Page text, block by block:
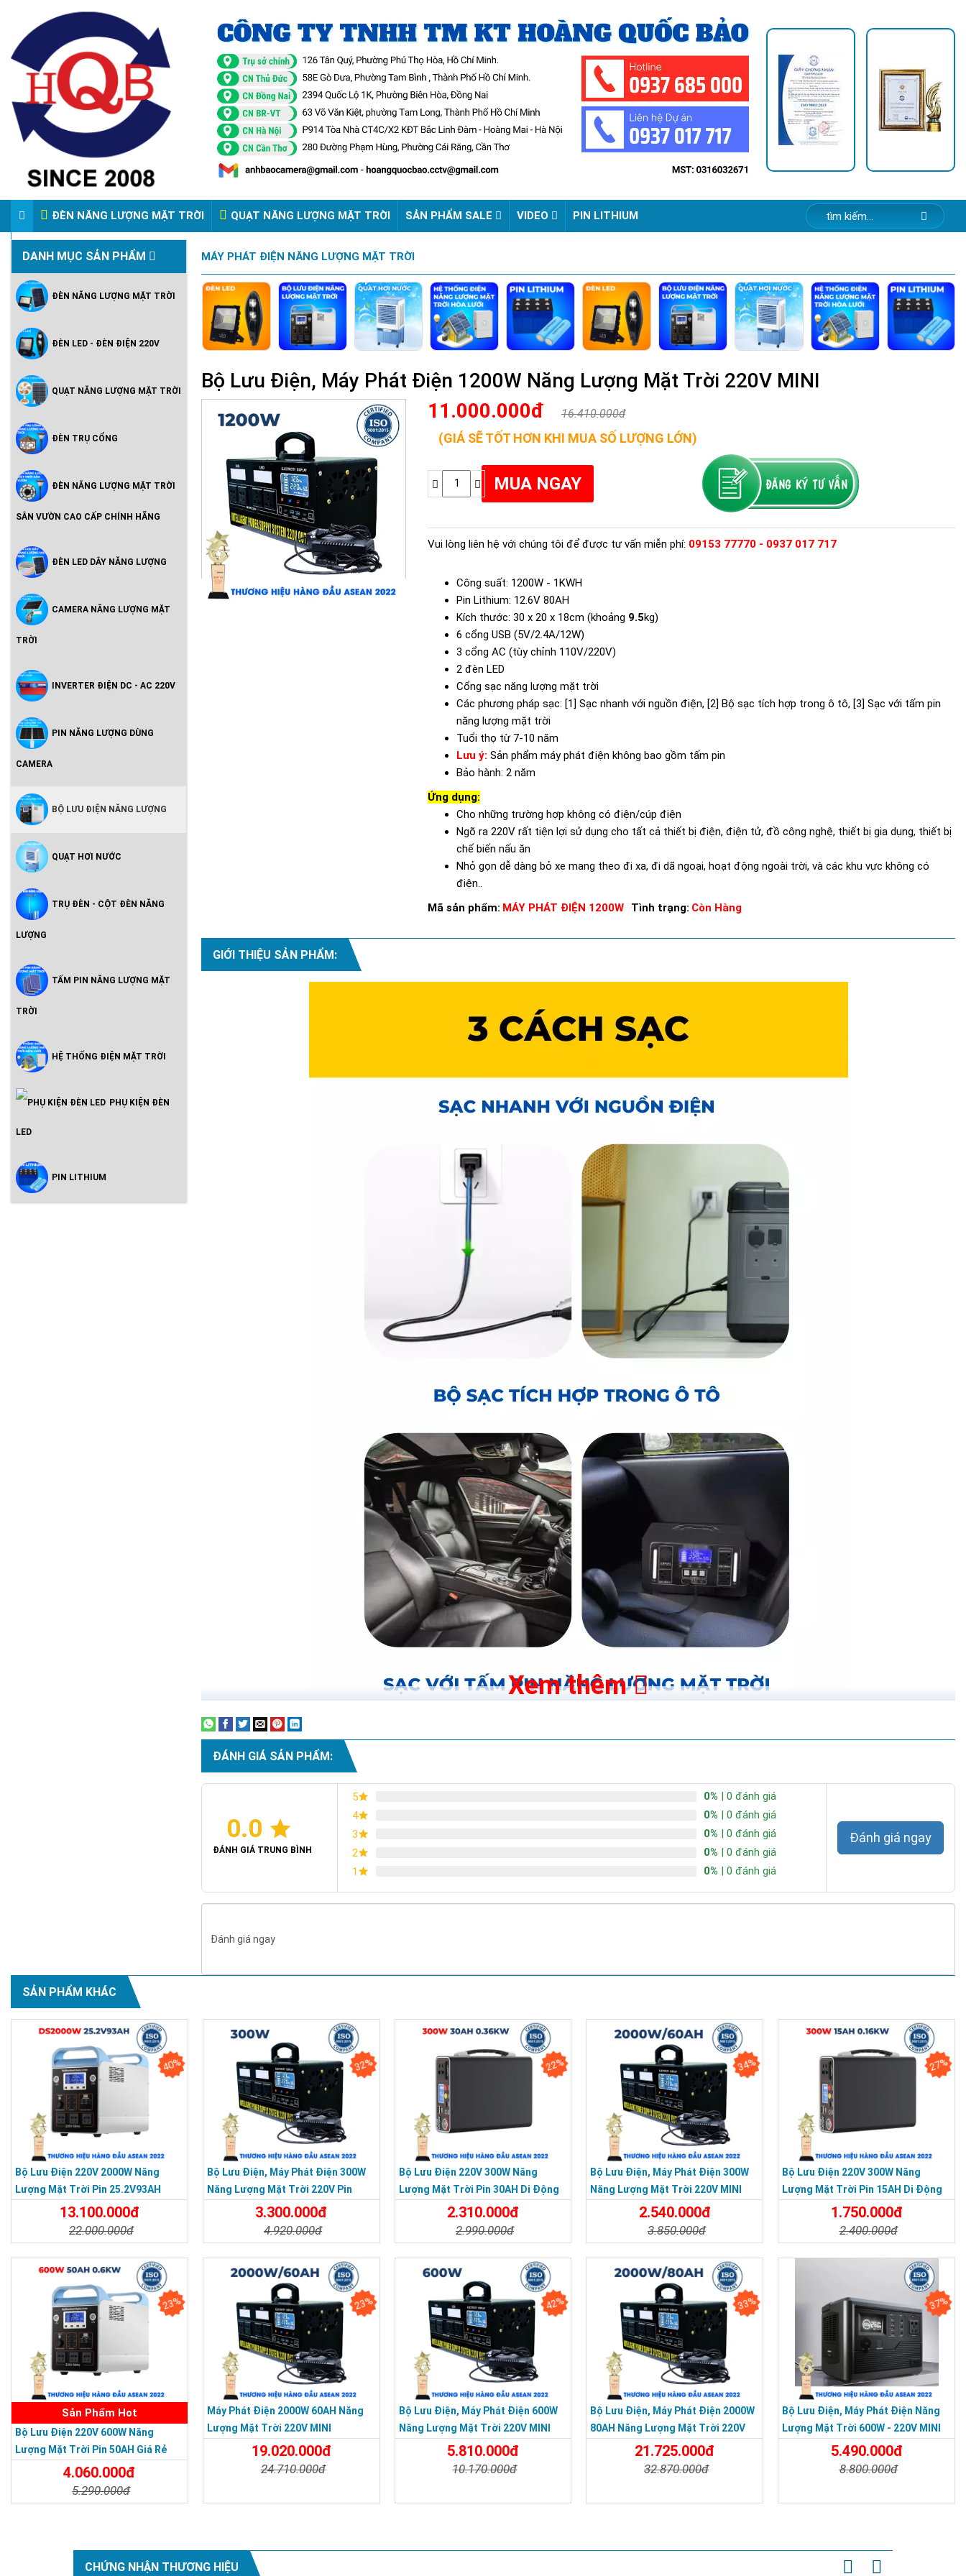
ĐÈN NĂNG LƯỢNG MẶT TRỜI QUẠT NĂNG LƯỢNG MẶT TRỜI SẢN PHẨM SALE VIDEO PIN LITHIUM
VIDEO ĐÈN PHA ĐIỆN 220V
DANH MỤC SẢN PHẨM
ĐÈN NĂNG LƯỢNG MẶT TRỜI
Vườn Cao Cấp Chính Hãng
ĐÈN LED - ĐÈN ĐIỆN 220V
Hoàng Quốc Bảo - Độ Sáng Cao,
QUẠT NĂNG LƯỢNG MẶT TRỜI
ĐÈN TRỤ CỔNG
ĐÈN NĂNG LƯỢNG MẶT TRỜI
SÂN VƯỜN CAO CẤP CHÍNH HÃNG
ĐÈN LED DÂY NĂNG LƯỢNG
CAMERA NĂNG LƯỢNG MẶT
TRỜI
INVERTER ĐIỆN DC - AC 220V
PIN NĂNG LƯỢNG DÙNG
CAMERA
BỘ LƯU ĐIỆN NĂNG LƯỢNG
QUẠT HƠI NƯỚC
TRỤ ĐÈN - CỘT ĐÈN NĂNG
LƯỢNG
TẤM PIN NĂNG LƯỢNG MẶT
TRỜI
HỆ THỐNG ĐIỆN MẶT TRỜI
Inveter Hòa Lưới Có Lưu Trữ -
PHỤ KIỆN ĐÈN
LED
PIN LITHIUM
MÁY PHÁT ĐIỆN NĂNG LƯỢNG MẶT TRỜI
Bộ Lưu Điện, Máy Phát Điện 1200W Năng Lượng Mặt Trời 220V MINI
11.000.000đ
16.410.000đ
(GIÁ SẼ TỐT HƠN KHI MUA SỐ LƯỢNG LỚN)
Vui lòng liên hệ với chúng tôi để được tư vấn miễn phí: 09153 77770 - 0937 017 717
Công suất: 1200W - 1KWH
Pin Lithium: 12.6V 80AH
Kích thước: 30 x 20 x 18cm (khoảng 9.5kg)
6 cổng USB (5V/2.4A/12W)
3 cổng AC (tùy chỉnh 110V/220V)
2 đèn LED
Cổng sạc năng lượng mặt trời
Các phương pháp sạc: [1] Sạc nhanh với nguồn điện, [2] Bộ sạc tích hợp trong ô tô, [3] Sạc với tấm pin
năng lượng mặt trời
Tuổi thọ từ 7-10 năm
Lưu ý: Sản phẩm máy phát điện không bao gồm tấm pin
Bảo hành: 2 năm
Ứng dụng:
Cho những trường hợp không có điện/cúp điện
Ngõ ra 220V rất tiện lợi sử dụng cho tất cả thiết bị điện, điện tử, đồ công nghệ, thiết bị gia dụng, thiết bị
chế biến nấu ăn
Nhỏ gọn dễ dàng bỏ xe mang theo đi xa, đi dã ngoại, hoạt động ngoài trời, và các khu vực không có
điện..
Mã sản phẩm: MÁY PHÁT ĐIỆN 1200W Tình trạng: Còn Hàng
GIỚI THIỆU SẢN PHẨM:
Xem thêm
ĐÁNH GIÁ SẢN PHẨM:
0.0
ĐÁNH GIÁ TRUNG BÌNH
5 0% | 0 đánh giá
4
0% | 0 đánh giá
3
0% | 0 đánh giá
2
0% | 0 đánh giá
1
0% | 0 đánh giá
Đánh giá ngay
Đánh giá ngay
SẢN PHẨM KHÁC
40%
Bộ Lưu Điện 220V 2000W Năng
Lượng Mặt Trời Pin 25.2V93AH
2.046WH - Máy Phát Điện 2KW
13.100.000đ
22.000.000đ
32%
Bộ Lưu Điện, Máy Phát Điện 300W
Năng Lượng Mặt Trời 220V Pin
3.300.000đ
4.920.000đ
22%
Bộ Lưu Điện 220V 300W Năng
Lượng Mặt Trời Pin 30AH Di Động
Siêu Nhỏ Gọn2.310.000đ
2.990.000đ
34%
Bộ Lưu Điện, Máy Phát Điện 300W
Năng Lượng Mặt Trời 220V MINI
2.540.000đ
3.850.000đ
27%
Bộ Lưu Điện 220V 300W Năng
Lượng Mặt Trời Pin 15AH Di Động
Siêu Nhỏ Gọn1.750.000đ
2.400.000đ
23%
Sản Phẩm Hot
Bộ Lưu Điện 220V 600W Năng
Lượng Mặt Trời Pin 50AH Giá Rẻ
4.060.000đ
5.290.000đ
23%
Máy Phát Điện 2000W 60AH Năng
Lượng Mặt Trời 220V MINI
19.020.000đ
24.710.000đ
42%
Bộ Lưu Điện, Máy Phát Điện 600W
Năng Lượng Mặt Trời 220V MINI
5.810.000đ
10.170.000đ
33%
Bộ Lưu Điện, Máy Phát Điện 2000W
80AH Năng Lượng Mặt Trời 220V
21.725.000đ
32.870.000đ
37%
Bộ Lưu Điện, Máy Phát Điện Năng
Lượng Mặt Trời 600W - 220V MINI
5.490.000đ
8.800.000đ
CHỨNG NHẬN THƯƠNG HIỆU